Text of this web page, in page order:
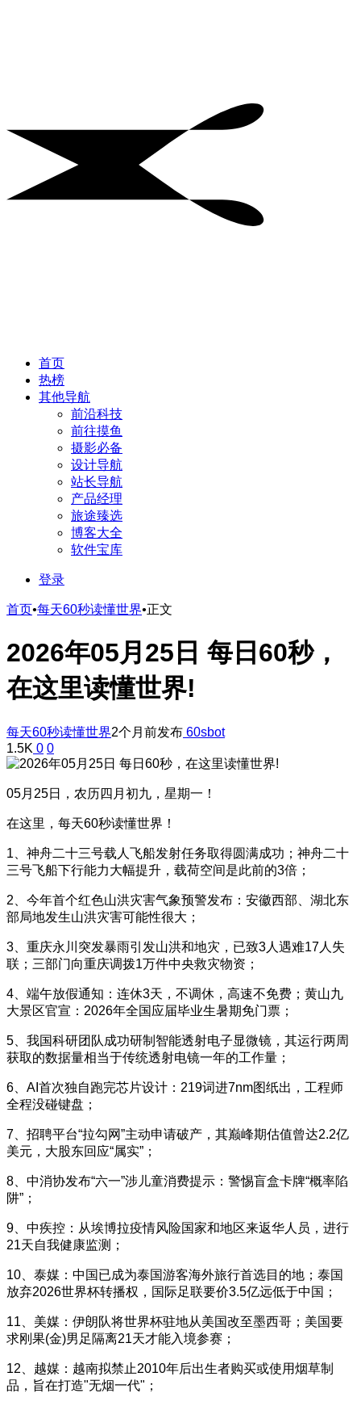
首页
热榜
其他导航
前沿科技
前往摸鱼
摄影必备
设计导航
站长导航
产品经理
旅途臻选
博客大全
软件宝库
登录
首页•每天60秒读懂世界•正文
2026年05月25日 每日60秒，
在这里读懂世界!
每天60秒读懂世界2个月前发布 60sbot
1.5K 0 0
05月25日，农历四月初九，星期一！
在这里，每天60秒读懂世界！
1、神舟二十三号载人飞船发射任务取得圆满成功；神舟二十
三号飞船下行能力大幅提升，载荷空间是此前的3倍；
2、今年首个红色山洪灾害气象预警发布：安徽西部、湖北东
部局地发生山洪灾害可能性很大；
3、重庆永川突发暴雨引发山洪和地灾，已致3人遇难17人失
联；三部门向重庆调拨1万件中央救灾物资；
4、端午放假通知：连休3天，不调休，高速不免费；黄山九
大景区官宣：2026年全国应届毕业生暑期免门票；
5、我国科研团队成功研制智能透射电子显微镜，其运行两周
获取的数据量相当于传统透射电镜一年的工作量；
6、AI首次独自跑完芯片设计：219词进7nm图纸出，工程师
全程没碰键盘；
7、招聘平台“拉勾网”主动申请破产，其巅峰期估值曾达2.2亿
美元，大股东回应“属实”；
8、中消协发布“六一”涉儿童消费提示：警惕盲盒卡牌“概率陷
阱”；
9、中疾控：从埃博拉疫情风险国家和地区来返华人员，进行
21天自我健康监测；
10、泰媒：中国‌已成为‌泰国游客海外旅行首选目的地；泰国
放弃2026世界杯转播权，国际足联要价3.5亿远低于中国；
11、美媒：伊朗队将世界杯驻地从美国改至墨西哥；美国要
求刚果(金)男足隔离21天才能入境参赛；
12、越媒：越南拟禁止2010年后出生者购买或使用烟草制
品，旨在打造"无烟一代"；